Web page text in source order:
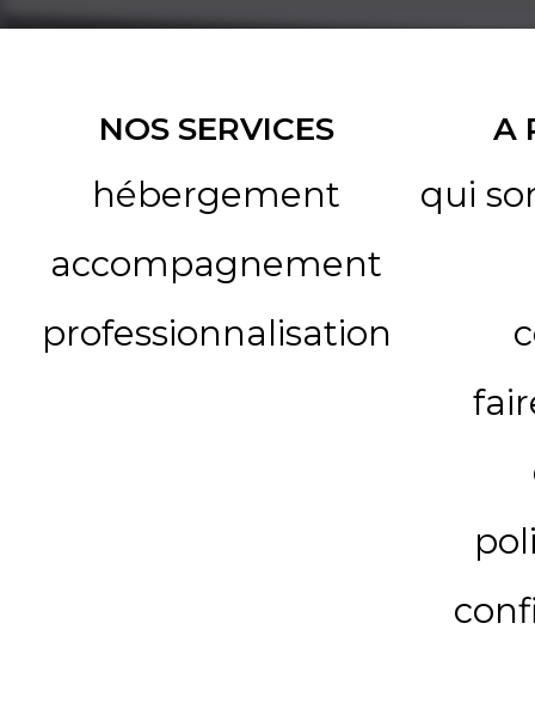
NOS SERVICES
hébergement
accompagnement
professionnalisation
A
qui